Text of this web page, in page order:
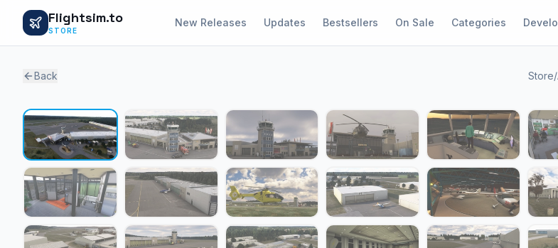
Flightsim.to
STORE
New Releases Updates Bestsellers On Sale Categories
Back Store/